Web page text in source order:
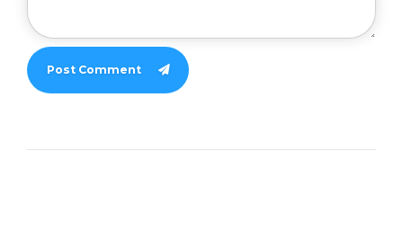
Post Comment